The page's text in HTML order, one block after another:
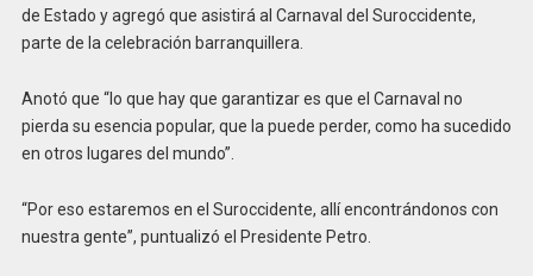
de Estado y agregó que asistirá al Carnaval del Suroccidente,
parte de la celebración barranquillera.
Anotó que “lo que hay que garantizar es que el Carnaval no
pierda su esencia popular, que la puede perder, como ha sucedido
en otros lugares del mundo”.
“Por eso estaremos en el Suroccidente, allí encontrándonos con
nuestra gente”, puntualizó el Presidente Petro.